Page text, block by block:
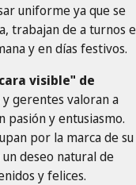
uniforme ya que se
trabajan de a turnos e
y en días festivos.
visible" de
gerentes valoran a
pasión y entusiasmo.
por la marca de su
deseo natural de
y felices.